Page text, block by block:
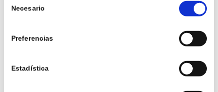
Necesario
Preferencias
Estadística